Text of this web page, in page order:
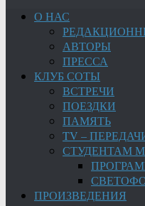
О НАС
АВТОРЫ
ПРЕССА
КЛУБ СОТЫ
ВСТРЕЧИ
ПОЕЗДКИ
ПАМЯТЬ
TV –
СТУДЕНТАМ
ПРОИЗВЕДЕНИЯ